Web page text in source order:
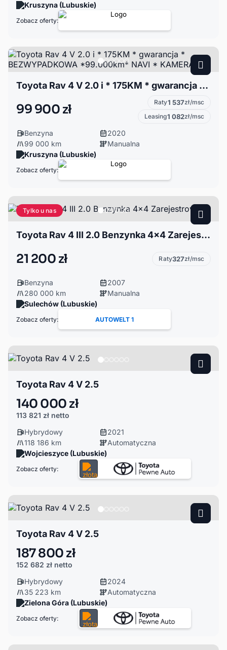
Kruszyna (Lubuskie)
Zobacz oferty:
Toyota Rav 4 V 2.0 i * 175KM * gwarancja * BEZWYPADKOWA *99.000km* NAVI * KAMERA *
99 900 zł Raty1 537zł/msc
Leasing1 082zł/msc
Benzyna
2020
99 000 km
Manualna
Kruszyna (Lubuskie)
Zobacz oferty:
Tylko u nas
Toyota Rav 4 III 2.0 Benzynka 4x4 Zarejestrowany
21 200 zł Raty327zł/msc
Benzyna
2007
280 000 km
Manualna
Sulechów (Lubuskie)
Zobacz oferty: AUTOWELT 1
Toyota Rav 4 V 2.5
140 000 zł
113 821 zł netto
Hybrydowy
2021
118 186 km
Automatyczna
Wojcieszyce (Lubuskie)
Zobacz oferty:
Toyota Rav 4 V 2.5
187 800 zł
152 682 zł netto
Hybrydowy
2024
35 223 km
Automatyczna
Zielona Góra (Lubuskie)
Zobacz oferty: